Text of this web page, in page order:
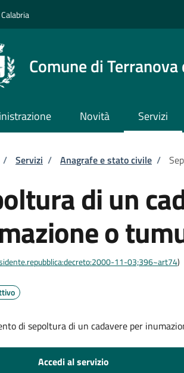
Comune di Terranova
Novità Servizi
di pane
/ Servizi / Anagrafe e stato civile /
di un
o
11-03;396~art74)
di sepoltura di un cadavere per
Accedi al servizio